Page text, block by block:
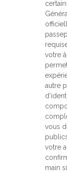
votre
autre
vous
votre
main